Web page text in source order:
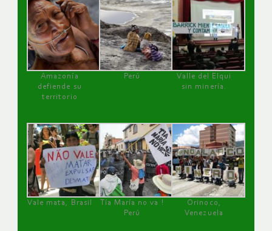
Amazonía
defiende su
territorio
Perú
Valle del Elqui
sin minería.
Vale mata, Brasil
Tía María no va !
Perú
Orinoco,
Venezuela